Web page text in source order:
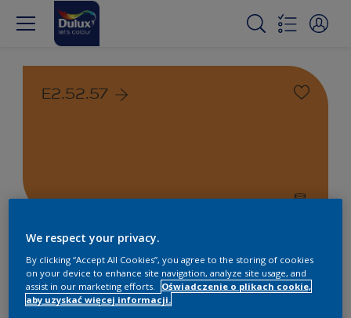
E2.52.57
Farby białe i kolorowe do
wnętrz i na zewnątrz
1Produkty znalezione
We respect your privacy.
By clicking “Accept All Cookies”, you agree to the storing of cookies
on your device to enhance site navigation, analyze site usage, and
assist in our marketing efforts.
Oświadczenie o plikach cookie,
aby uzyskać więcej informacji.